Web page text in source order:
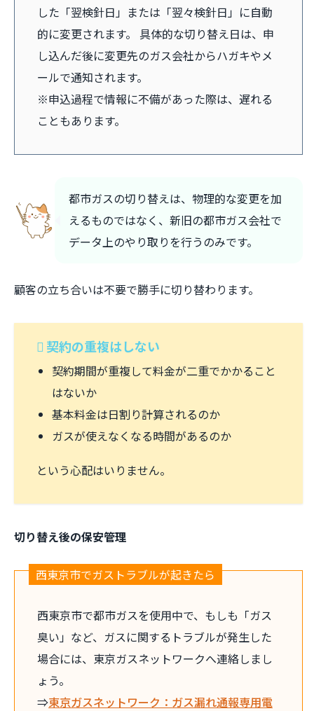
した「翌検針日」または「翌々検針日」に自動
的に変更されます。 具体的な切り替え日は、申
し込んだ後に変更先のガス会社からハガキやメ
ールで通知されます。
※申込過程で情報に不備があった際は、遅れる
こともあります。
都市ガスの切り替えは、物理的な変更を加
えるものではなく、新旧の都市ガス会社で
データ上のやり取りを行うのみです。
顧客の立ち合いは不要で勝手に切り替わります。
契約の重複はしない
契約期間が重複して料金が二重でかかること
はないか
基本料金は日割り計算されるのか
ガスが使えなくなる時間があるのか
という心配はいりません。
切り替え後の保安管理
西東京市でガストラブルが起きたら
西東京市で都市ガスを使用中で、もしも「ガス
臭い」など、ガスに関するトラブルが発生した
場合には、東京ガスネットワークへ連絡しまし
ょう。
⇒東京ガスネットワーク：ガス漏れ通報専用電